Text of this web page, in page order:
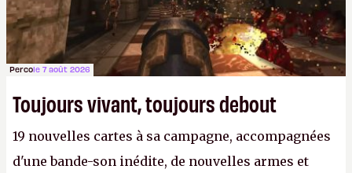
Percole 7 août 2026
Toujours vivant, toujours debout
19 nouvelles cartes à sa campagne, accompagnées
d'une bande-son inédite, de nouvelles armes et